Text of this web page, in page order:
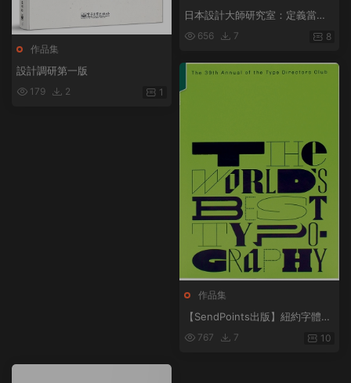
作品集
設計調研第一版
179 2 1
日本設計大師研究室：定義當下
の15人，讀專訪＋看作品＋去旅
ndPoints 原點
656 7 8
作品集
【SendPoints出版】紐約字體指
導俱樂部年鑒 39 The 39th Ann
767 7 10